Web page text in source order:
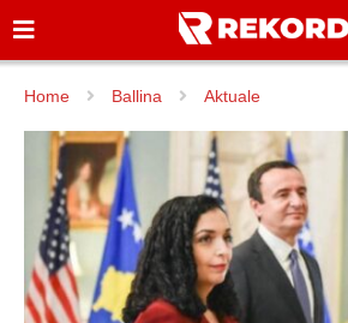
Home Ballina Aktuale